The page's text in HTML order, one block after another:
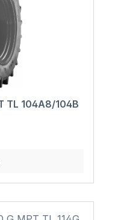
TL 104A8/104B